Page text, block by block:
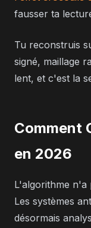
fausser ta
Tu reconstruis
signé, maillage
lent, et c'est la
Comment
en 2026
L'algorithme n'a
Les systèmes
désormais